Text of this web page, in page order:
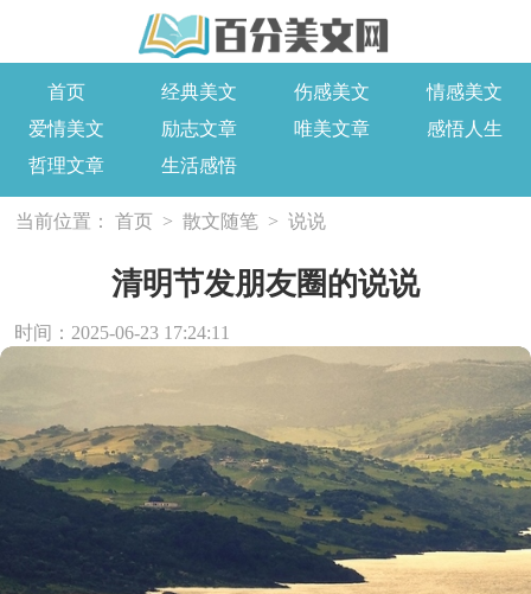
首页 经典美文 伤感美文
情感美文
爱情美文
励志文章 唯美文章
感悟人生
哲理文章
生活感悟
当前位置： 首页 > 散文随笔 > 说说
清明节发朋友圈的说说
时间：2025-06-23 17:24:11